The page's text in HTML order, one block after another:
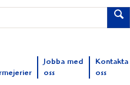
Jobba med
oss
Kontakta
oss